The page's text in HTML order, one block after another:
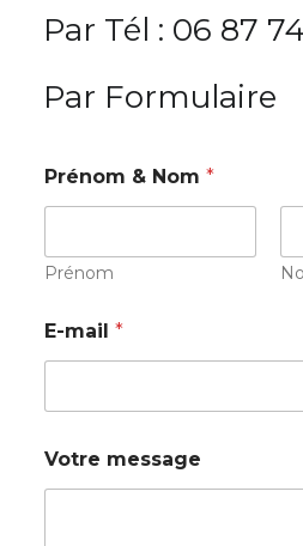
Par Tél : 06 87
Par Formulaire
r
é
o
m
m
e
s
a
e
Prénom & Nom *
Prénom
E-mail *
Votre message